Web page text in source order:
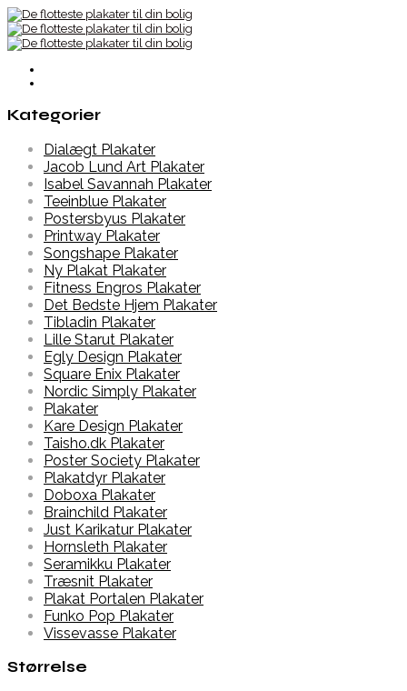
Kategorier
Dialægt Plakater
Jacob Lund Art Plakater
Isabel Savannah Plakater
Teeinblue Plakater
Postersbyus Plakater
Printway Plakater
Songshape Plakater
Ny Plakat Plakater
Fitness Engros Plakater
Det Bedste Hjem Plakater
Tibladin Plakater
Lille Starut Plakater
Egly Design Plakater
Square Enix Plakater
Nordic Simply Plakater
Plakater
Kare Design Plakater
Taisho.dk Plakater
Poster Society Plakater
Plakatdyr Plakater
Doboxa Plakater
Brainchild Plakater
Just Karikatur Plakater
Hornsleth Plakater
Seramikku Plakater
Træsnit Plakater
Plakat Portalen Plakater
Funko Pop Plakater
Vissevasse Plakater
Størrelse